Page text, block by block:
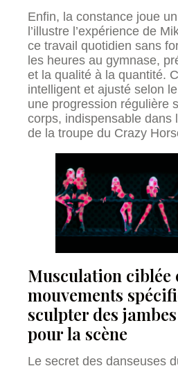
Enfin, la constance joue
l’illustre l’expérience de
ce travail quotidien sans
les heures au gymnase,
et la qualité à la quantité.
intelligent et ajusté selon
une progression régulière
corps, indispensable dans
de la troupe du Crazy
Musculation ciblée
mouvements
sculpter des
pour la scène
Le secret des danseuses